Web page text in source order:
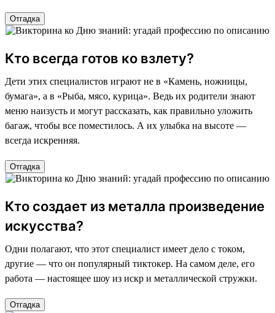
Отгадка
Кто всегда готов ко взлету?
Дети этих специалистов играют не в «Камень, ножницы,
бумага», а в «Рыба, мясо, курица». Ведь их родители знают
меню наизусть и могут рассказать, как правильно уложить
багаж, чтобы все поместилось. А их улыбка на высоте —
всегда искренняя.
Отгадка
Кто создает из металла произведение
искусства?
Одни полагают, что этот специалист имеет дело с током,
другие — что он популярный тиктокер. На самом деле, его
работа — настоящее шоу из искр и металлической стружки.
Отгадка